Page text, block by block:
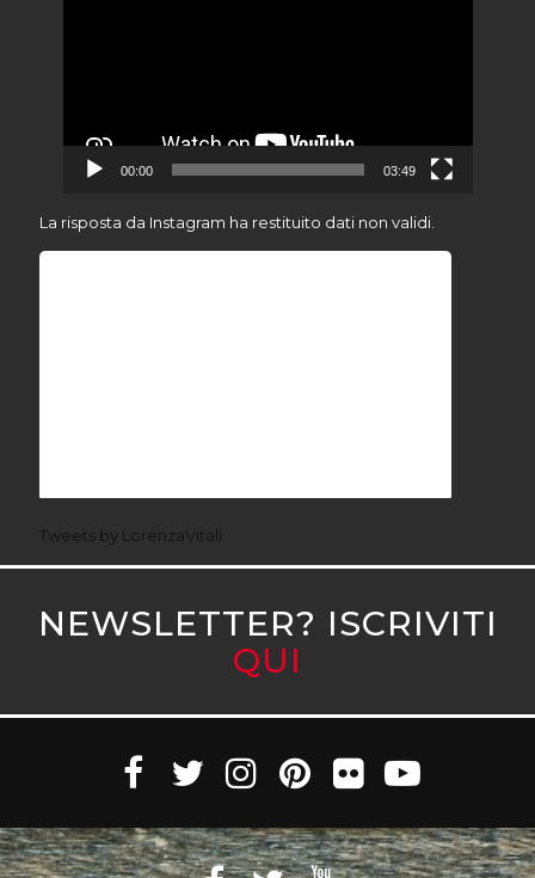
00:00 03:49
La risposta da Instagram ha restituito dati non validi.
Tweets by LorenzaVitali
NEWSLETTER? ISCRIVITI
QUI